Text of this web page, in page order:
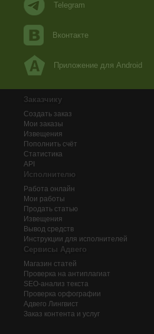
Telegram
Вконтакте
Приложение для Android
Заказчику
Создать заказ
Мои заказы
Извещения
Пополнить счёт
Статистика
API
Исполнителю
Работа онлайн
Мои работы
Продать статью
Извещения
Вывод средств
Инструкции для исполнителей
Сервисы Адвего
Магазин статей
Проверка на антиплагиат
SEO-анализ текста
Проверка орфографии
Адвего Лингвист
Заказ контента и услуг